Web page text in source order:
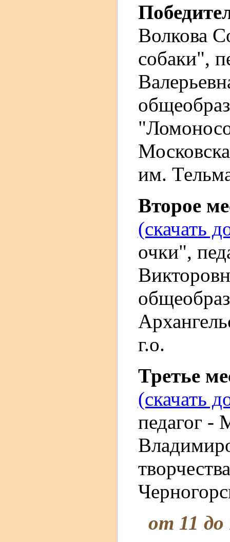
Волкова
собаки",
им.
Второе
(скачать
очки",
г.о.
Третье
(скачать
педагог -
от 11 до